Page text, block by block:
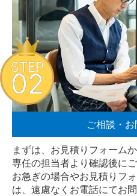
ご相談・
まずは、お見積りフォーム
専任の担当者より確認後に
お急ぎの場合やお見積りフ
は、遠慮なく お電話にてお
STEP
02